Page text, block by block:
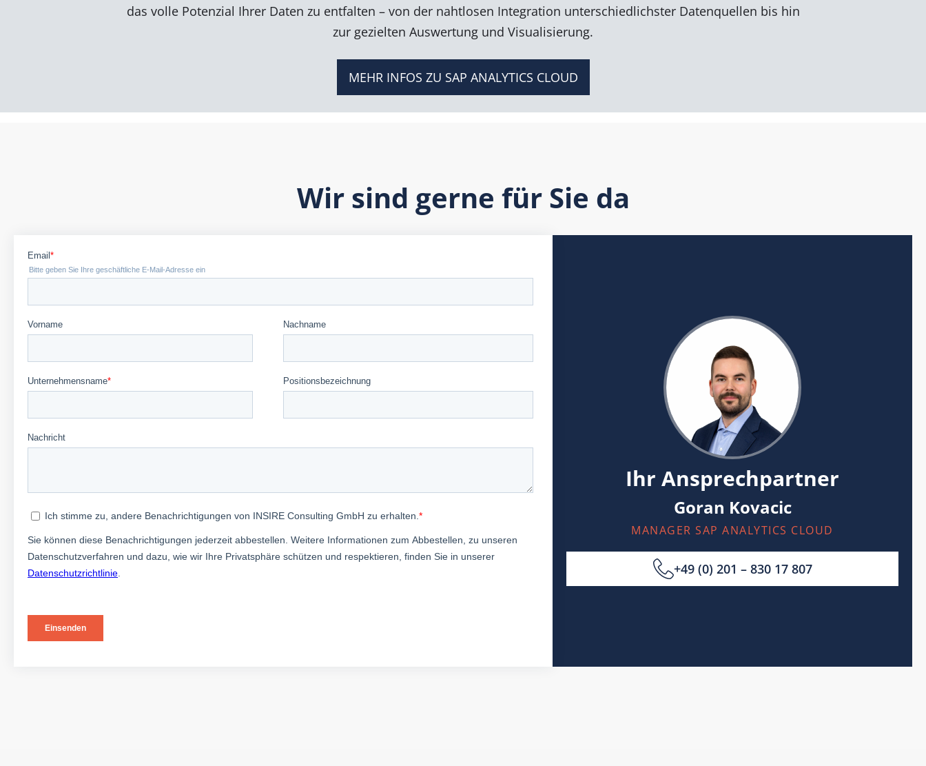
das volle Potenzial Ihrer Daten zu entfalten – von der nahtlosen Integration unterschiedlichster Datenquellen bis hin
zur gezielten Auswertung und Visualisierung.
MEHR INFOS ZU SAP ANALYTICS CLOUD
Wir sind gerne für Sie da
Ihr Ansprechpartner
Goran Kovacic
MANAGER SAP ANALYTICS CLOUD
+49 (0) 201 – 830 17 807